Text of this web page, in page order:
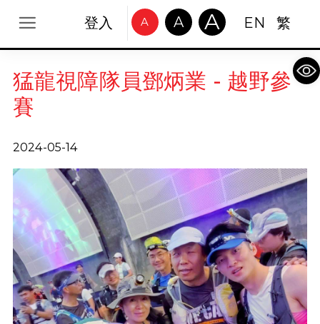
登入 A A A EN 繁
猛龍視障隊員鄧炳業 - 越野參
賽
2024-05-14